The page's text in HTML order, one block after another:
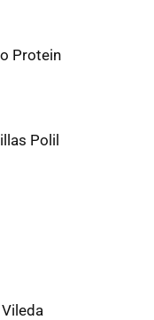
Protein
Polil